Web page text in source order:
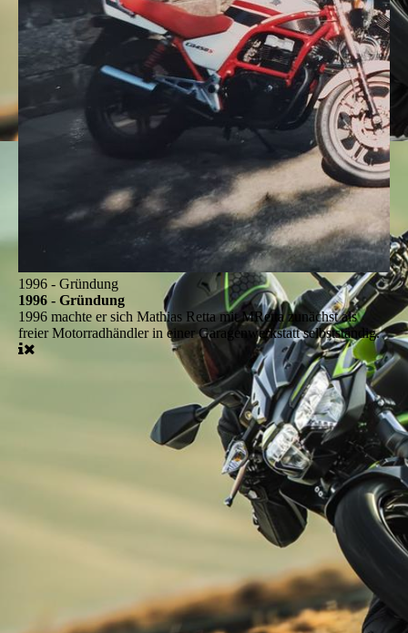
1996 - Gründung
1996 - Gründung
1996 machte er sich Mathias Retta mit MRetta zunächst als
freier Motorradhändler in einer Garagenwerkstatt selbstständig.